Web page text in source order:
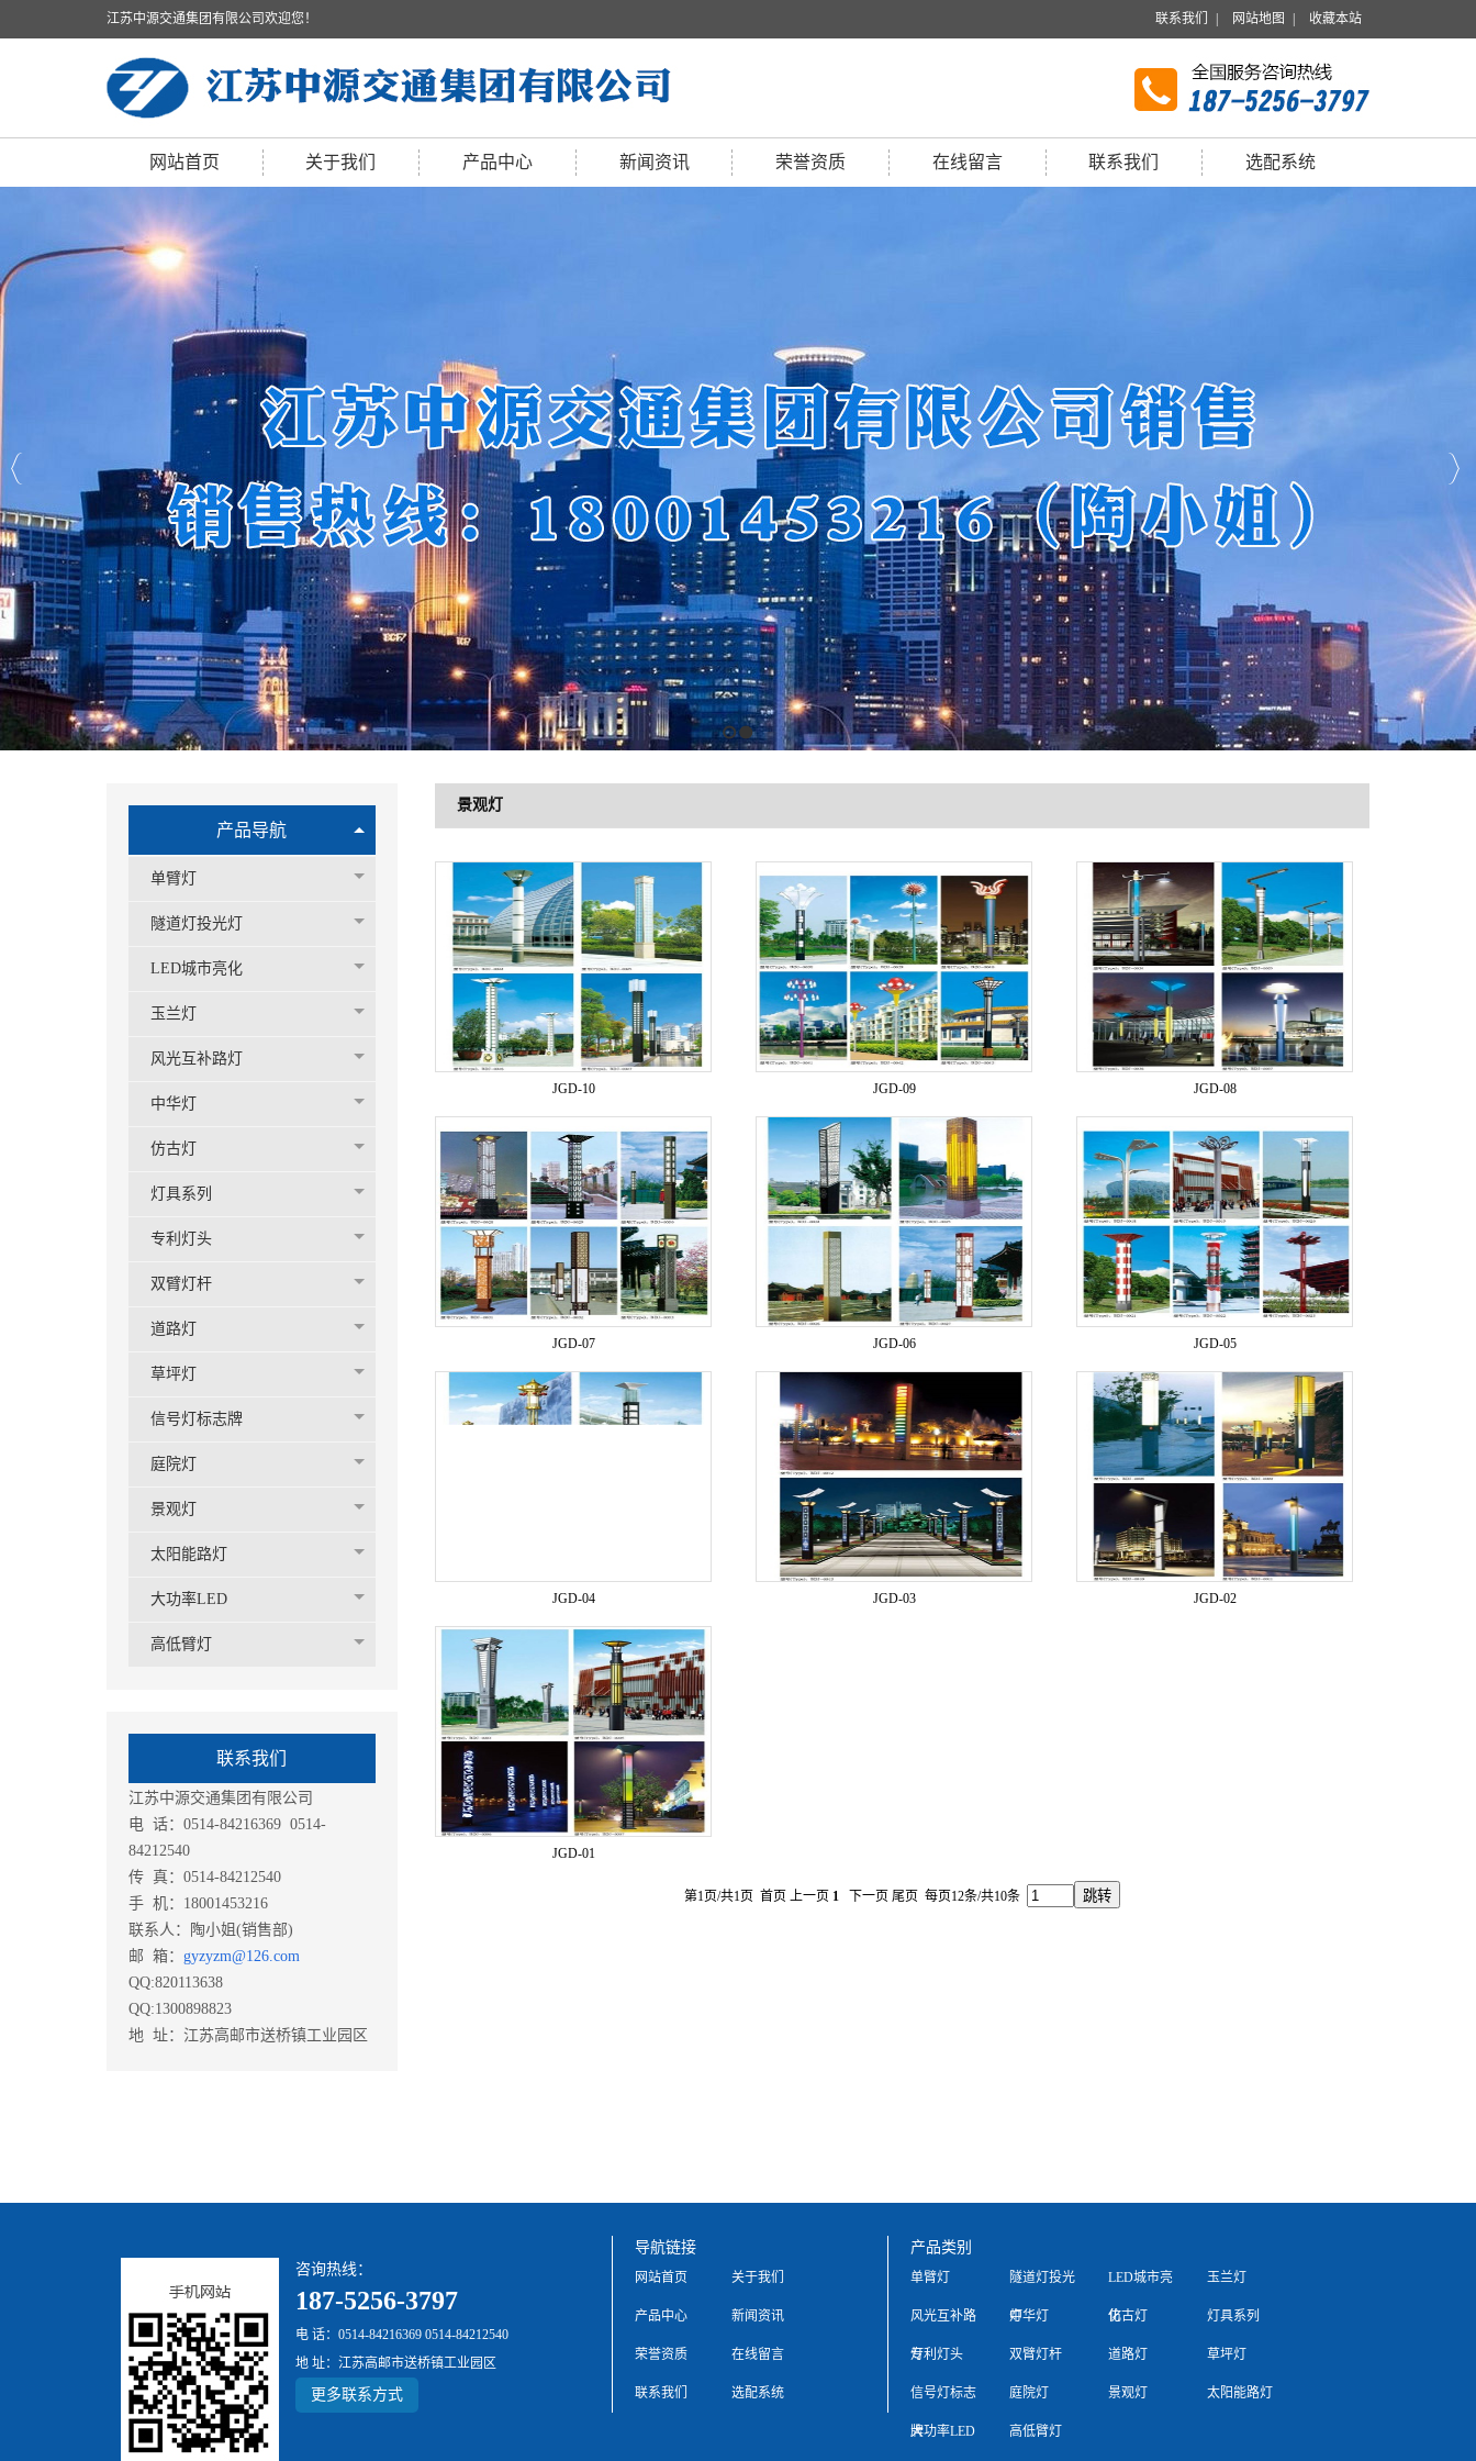
江苏中源交通集团有限公司欢迎您！ 联系我们 网站地图 收藏本站
网站首页 关于我们 产品中心 新闻资讯 荣誉资质 在线留言 联系我们 选配系统
1 2
产品导航
单臂灯
隧道灯投光灯
LED城市亮化
玉兰灯
风光互补路灯
中华灯
仿古灯
灯具系列
专利灯头
双臂灯杆
道路灯
草坪灯
信号灯标志牌
庭院灯
景观灯
太阳能路灯
大功率LED
高低臂灯
联系我们
江苏中源交通集团有限公司
电 话：0514-84216369 0514-
84212540
传 真：0514-84212540
手 机：18001453216
联系人：陶小姐(销售部)
邮 箱： gyzyzm@126.com
QQ:820113638
QQ:1300898823
地 址：江苏高邮市送桥镇工业园区
景观灯
JGD-10 JGD-09 JGD-08
JGD-07 JGD-06 JGD-05
JGD-04 JGD-03 JGD-02
JGD-01
第1页/共1页 首页 上一页 1 下一页 尾页 每页12条/共10条
咨询热线：
187-5256-3797
电 话：0514-84216369 0514-84212540
地 址：江苏高邮市送桥镇工业园区
更多联系方式
导航链接
网站首页 关于我们
产品中心 新闻资讯
荣誉资质 在线留言
联系我们 选配系统
产品类别
单臂灯 隧道灯投光
灯
LED城市亮
化
玉兰灯
风光互补路
灯
中华灯 仿古灯 灯具系列
专利灯头 双臂灯杆 道路灯 草坪灯
信号灯标志
牌
庭院灯 景观灯 太阳能路灯
大功率LED 高低臂灯